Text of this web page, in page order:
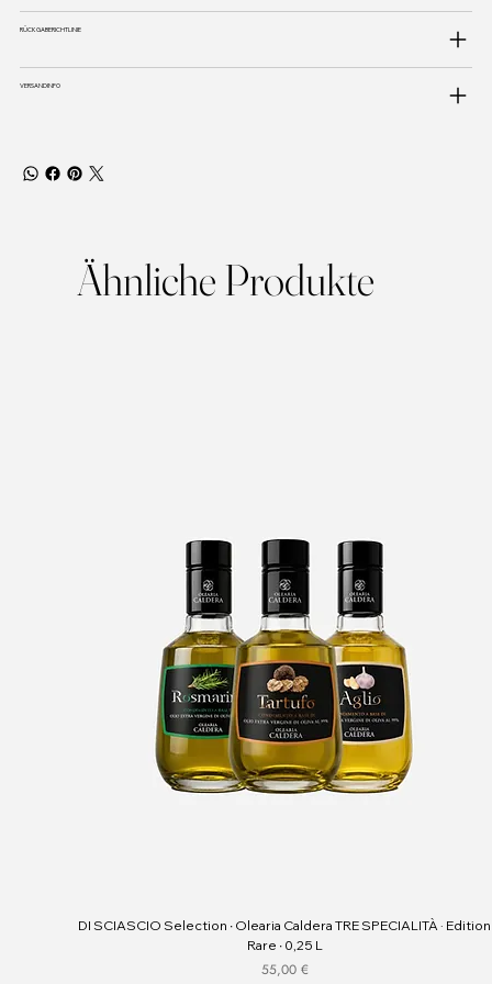
RÜCKGABERICHTLINIE
VERSANDINFO
Ähnliche Produkte
DI SCIASCIO Selection ∙ Olearia Caldera TRE SPECIALITÀ · Edition
Rare ∙ 0,25 L
Preis
55,00 €